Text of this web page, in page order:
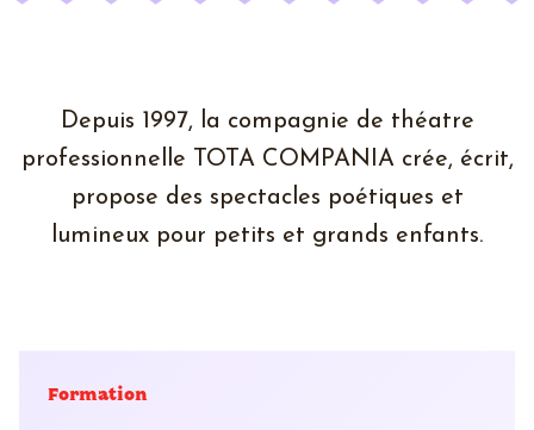
Depuis 1997, la compagnie de théatre
professionnelle TOTA COMPANIA crée, écrit,
propose des spectacles poétiques et
lumineux pour petits et grands enfants.
Centre Culturel Vauban
Formation